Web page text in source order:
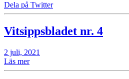
Dela på Twitter
Vitsippsbladet nr. 4
2 juli, 2021
Läs mer